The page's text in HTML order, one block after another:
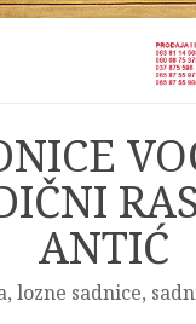
ANTIĆ
lozne sadnice,